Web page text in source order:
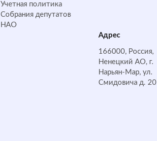
Учетная политика
Собрания депутатов
НАО
Адрес
166000, Россия,
Ненецкий АО, г.
Нарьян-Мар, ул.
Смидовича д. 20